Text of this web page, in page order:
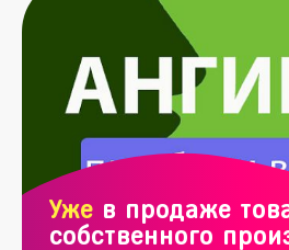
Уже в продаже
собственного